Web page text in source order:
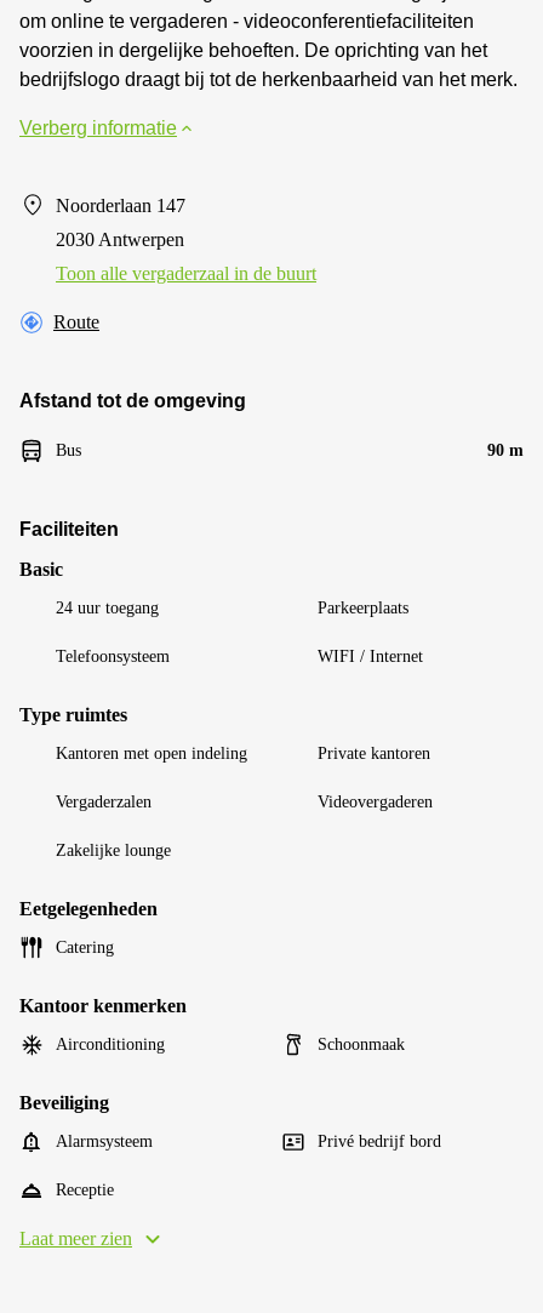
om online te vergaderen - videoconferentiefaciliteiten
voorzien in dergelijke behoeften. De oprichting van het
bedrijfslogo draagt bij tot de herkenbaarheid van het merk.
Verberg informatie
Noorderlaan 147
2030 Antwerpen
Toon alle vergaderzaal in de buurt
Route
Afstand tot de omgeving
Bus 90 m
Faciliteiten
Basic
24 uur toegang Parkeerplaats
Telefoonsysteem WIFI / Internet
Type ruimtes
Kantoren met open indeling Private kantoren
Vergaderzalen Videovergaderen
Zakelijke lounge
Eetgelegenheden
Catering
Kantoor kenmerken
Airconditioning Schoonmaak
Beveiliging
Alarmsysteem Privé bedrijf bord
Receptie
Laat meer zien